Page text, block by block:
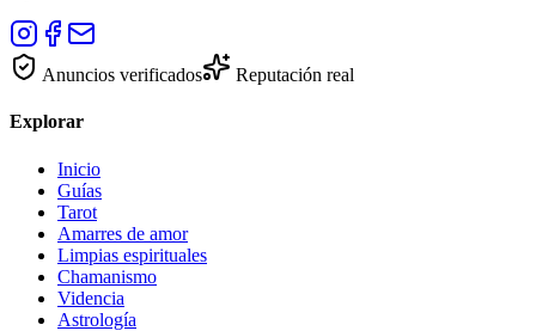
Anuncios verificados Reputación real
Explorar
Inicio
Guías
Tarot
Amarres de amor
Limpias espirituales
Chamanismo
Videncia
Astrología